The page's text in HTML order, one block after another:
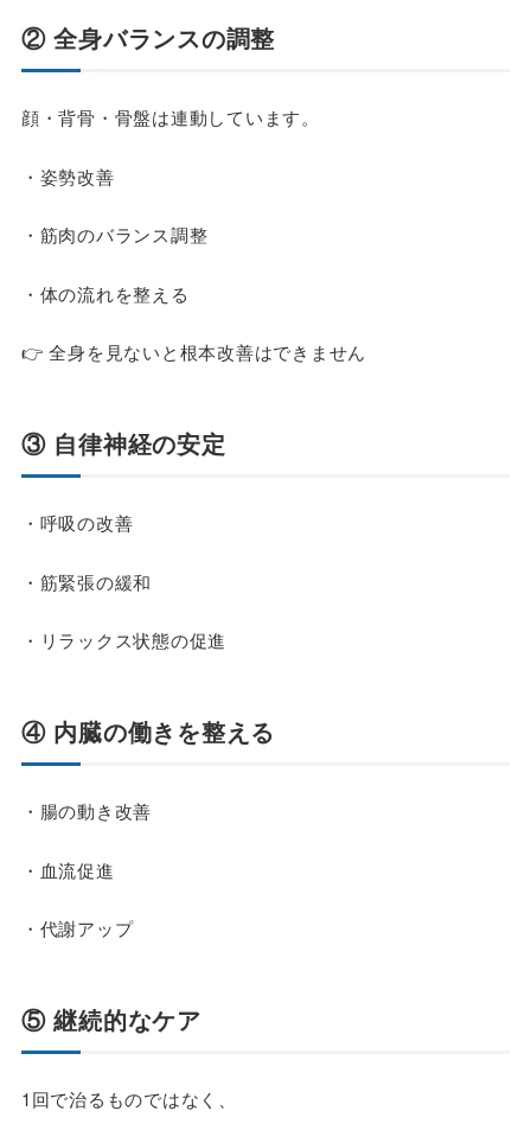
② 全身バランスの調整
顔・背骨・骨盤は連動しています。
・姿勢改善
・筋肉のバランス調整
・体の流れを整える
👉 全身を見ないと根本改善はできません
③ 自律神経の安定
・呼吸の改善
・筋緊張の緩和
・リラックス状態の促進
④ 内臓の働きを整える
・腸の動き改善
・血流促進
・代謝アップ
⑤ 継続的なケア
1回で治るものではなく、